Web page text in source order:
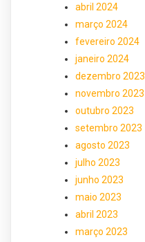
abril 2024
março 2024
fevereiro 2024
janeiro 2024
dezembro 2023
novembro 2023
outubro 2023
setembro 2023
agosto 2023
julho 2023
junho 2023
maio 2023
abril 2023
março 2023